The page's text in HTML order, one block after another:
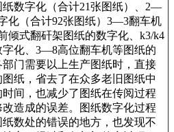
纸数字化（合计21张图纸）、2—
化（合计92张图纸）3—3翻车机
倾式翻矸架图纸的数字化、k3/k4
字化、3—8高位翻车机等图纸的
门需要以上生产图纸时，直接
纸，省去了在众多老旧图纸中
间，也减少了图纸在传阅过程
造成的误差。图纸数字化过程
数处的错误的地方，也发现不